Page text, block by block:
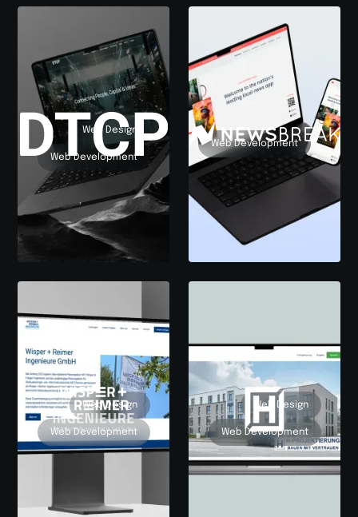
Web Development
Web Design
Web Development
Web Development
Web Design
Web Development
Web Design